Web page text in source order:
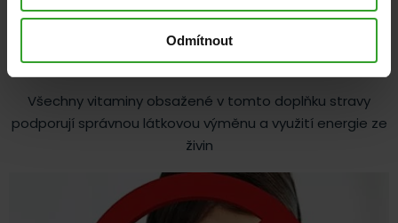
Odmítnout
Všechny vitaminy obsažené v tomto doplňku stravy
podporují správnou látkovou výměnu a využití energie ze
živin